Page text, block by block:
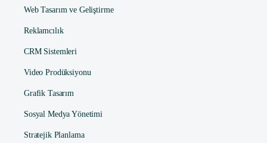
Web Tasarım ve Geliştirme
Reklamcılık
CRM Sistemleri
Video Prodüksiyonu
Grafik Tasarım
Sosyal Medya Yönetimi
Stratejik Planlama